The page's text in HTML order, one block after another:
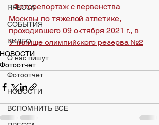
ПРЕССА
СОБЫТИЯ
ВИДЕО
О нас пишут
Фотоотчет
НОВОСТИ
ВСПОМНИТЬ ВСЁ
- Фоторепортаж c первенства
Москвы по тяжелой атлетике,
проходившего 09 октября 2021 г., в
Училище олимпийского резерва №2
НОВОСТИ
Фотоотчет